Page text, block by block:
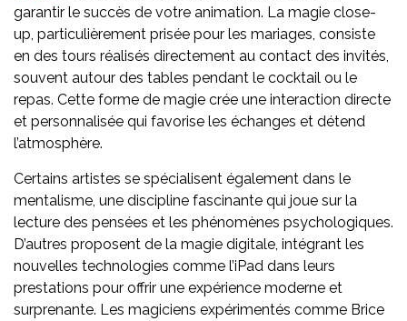
garantir le succès de votre animation. La magie close-
up, particulièrement prisée pour les mariages, consiste
en des tours réalisés directement au contact des invités,
souvent autour des tables pendant le cocktail ou le
repas. Cette forme de magie crée une interaction directe
et personnalisée qui favorise les échanges et détend
l’atmosphère.
Certains artistes se spécialisent également dans le
mentalisme, une discipline fascinante qui joue sur la
lecture des pensées et les phénomènes psychologiques.
D’autres proposent de la magie digitale, intégrant les
nouvelles technologies comme l’iPad dans leurs
prestations pour offrir une expérience moderne et
surprenante. Les magiciens expérimentés comme Brice